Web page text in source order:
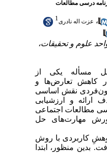
درسی مطالعات
، عزت اله نادری1
علوم و تحقیقات،
مسأله یکی از
کاهش تعارض‌ها و
نقش اساسی
ارائه و ارزشیابی
مطالعات اجتماعی
مهارت‌های حل
کاربردی با روش
بدین منظور، ابتدا